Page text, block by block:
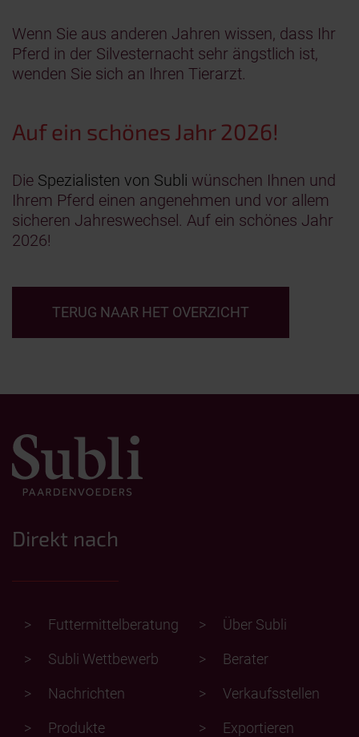
Wenn Sie aus anderen Jahren wissen, dass Ihr
Pferd in der Silvesternacht sehr ängstlich ist,
wenden Sie sich an Ihren Tierarzt.
Auf ein schönes Jahr 2026!
Die Spezialisten von Subli wünschen Ihnen und
Ihrem Pferd einen angenehmen und vor allem
sicheren Jahreswechsel. Auf ein schönes Jahr
2026!
TERUG NAAR HET OVERZICHT
Direkt nach
Futtermittelberatung
Subli Wettbewerb
Nachrichten
Produkte
Über Subli
Berater
Verkaufsstellen
Exportieren